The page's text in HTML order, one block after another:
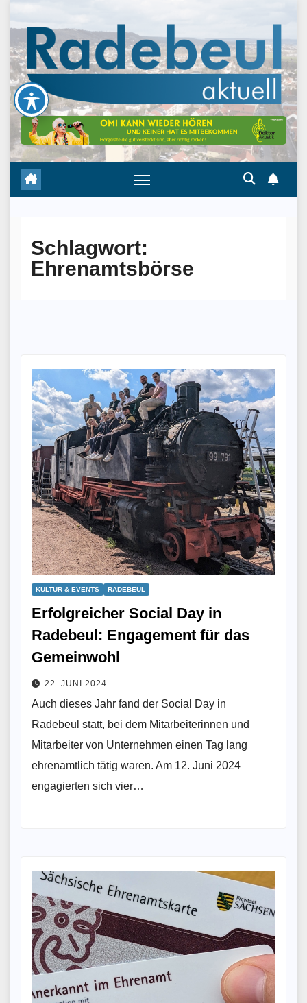
content
Schlagwort:
Ehrenamtsbörse
KULTUR & EVENTS RADEBEUL
Erfolgreicher Social Day in
Radebeul: Engagement für das
Gemeinwohl
22. JUNI 2024
Auch dieses Jahr fand der Social Day in
Radebeul statt, bei dem Mitarbeiterinnen und
Mitarbeiter von Unternehmen einen Tag lang
ehrenamtlich tätig waren. Am 12. Juni 2024
engagierten sich vier…